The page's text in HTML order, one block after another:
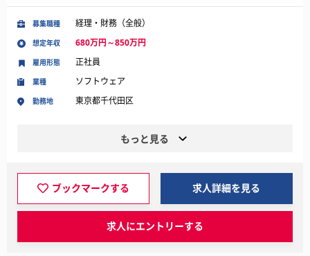
募集職種 経理・財務（全般）
想定年収 680万円～850万円
業種 ソフトウェア
勤務地 東京都千代田区
雇用形態 正社員
もっと見る
ブックマークする 求人詳細を見る
求人にエントリーする